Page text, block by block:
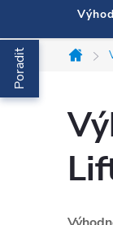
Domov
Poradit